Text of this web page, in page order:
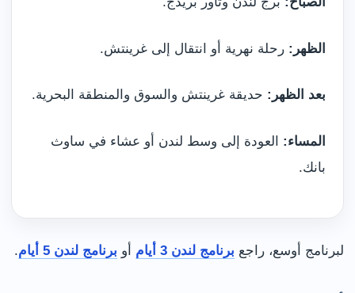
الظهر: رحلة نهرية أو انتقال إلى غرينتش.
بعد الظهر: حديقة غرينتش والسوق والمنطقة البحرية.
المساء: العودة إلى وسط لندن أو عشاء في ساوث
بانك.
لبرنامج أوسع، راجع برنامج لندن 3 أيام أو برنامج لندن 5 أيام .